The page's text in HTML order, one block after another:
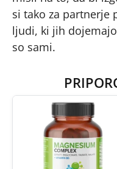
si tako za partnerje
ljudi, ki jih
so sami.